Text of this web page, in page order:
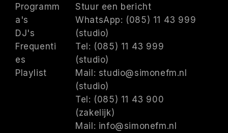
Programm
a's
DJ's
Frequenti
es
Playlist
Stuur een bericht
WhatsApp: (085) 11 43 999
(studio)
Tel: (085) 11 43 999
(studio)
Mail: studio@simonefm.nl
(studio)
Tel: (085) 11 43 900
(zakelijk)
Mail: info@simonefm.nl